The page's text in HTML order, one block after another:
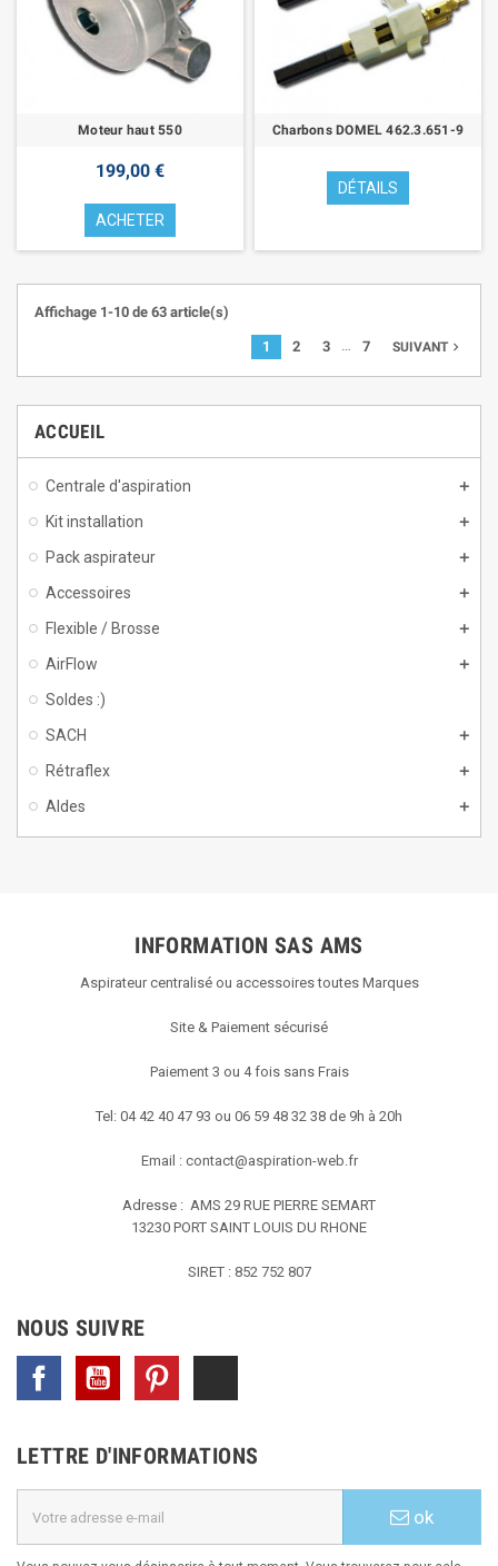
ACCUEIL
Centrale d'aspiration
Kit installation
Pack aspirateur
Accessoires
Flexible / Brosse
AirFlow
Soldes :)
SACH
Rétraflex
Aldes
Moteur haut 550
199,00 €
ACHETER
Charbons DOMEL 462.3.651-9
DÉTAILS
Affichage 1-10 de 63 article(s)
1 2 3 … 7 SUIVANTnavigate_next
INFORMATION SAS AMS
Aspirateur centralisé ou accessoires toutes Marques
Site & Paiement sécurisé
Paiement 3 ou 4 fois sans Frais
Tel: 04 42 40 47 93 ou 06 59 48 32 38 de 9h à 20h
Email : contact@aspiration-web.fr
Adresse : AMS 29 RUE PIERRE SEMART
13230 PORT SAINT LOUIS DU RHONE
SIRET : 852 752 807
NOUS SUIVRE
Facebook YouTube
LETTRE D'INFORMATIONS
ok